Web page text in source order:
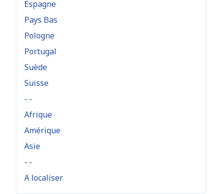
Espagne
Pays Bas
Pologne
Portugal
Suède
Suisse
- -
Afrique
Amérique
Asie
- -
A localiser